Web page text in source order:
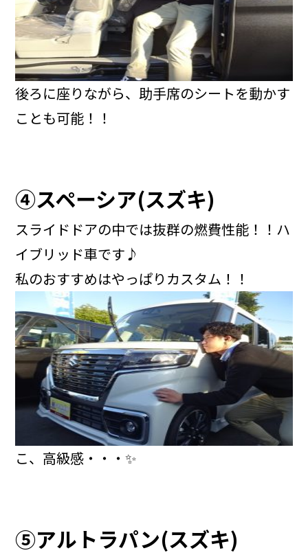
後ろに座りながら、助手席のシートを動かす
ことも可能！！
④スペーシア(スズキ)
スライドドアの中では抜群の燃費性能！！ハ
イブリッド車です♪
私のおすすめはやっぱりカスタム！！
こ、高級感・・・✨
⑤アルトラパン(スズキ)